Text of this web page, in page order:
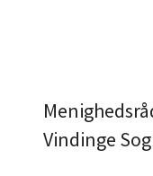
Vindinge